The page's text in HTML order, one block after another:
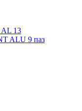
13
ALU 9 паз